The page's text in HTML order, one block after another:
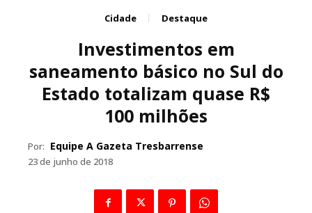
Cidade Destaque
Investimentos em
saneamento básico no Sul do
Estado totalizam quase R$
100 milhões
Por: Equipe A Gazeta Tresbarrense
23 de junho de 2018